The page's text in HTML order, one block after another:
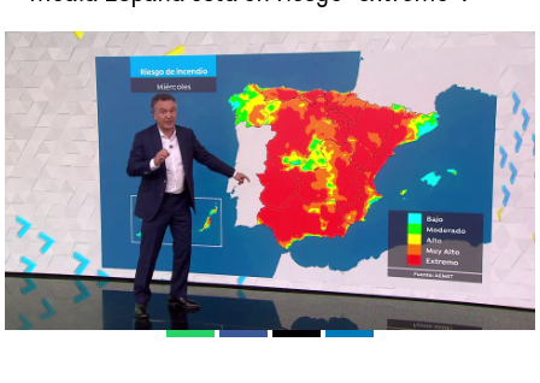
El calor y la sequía disparan el riesgo de incendios forestales |
Roberto Brasero
Publicado:
03 de mayo de 2023, 19:38
WhatsappFacebook
X Linkedin